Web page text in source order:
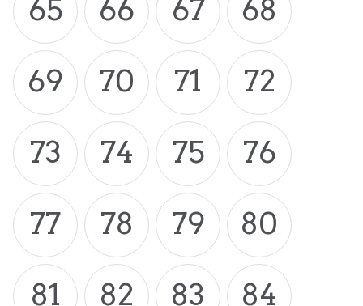
65
66 67
68
69
70 71
72
73
74 75
76
77
78 79
80
81
82 83
84